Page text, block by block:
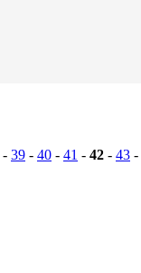
- 39 - 40 - 41 - 42 - 43 -